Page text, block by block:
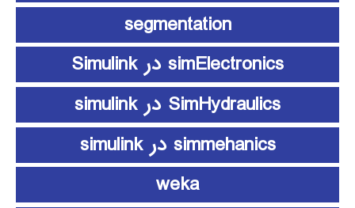
segmentation
simElectronics در Simulink
SimHydraulics در simulink
simmehanics در simulink
weka